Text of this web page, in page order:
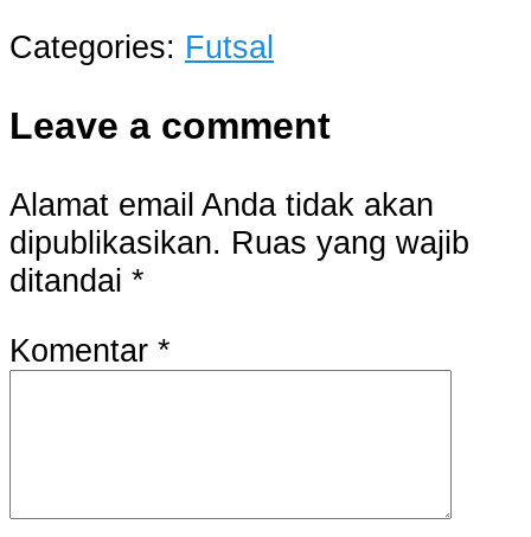
Categories: Futsal
Leave a comment
Alamat email Anda tidak akan
dipublikasikan. Ruas yang wajib
ditandai *
Komentar *